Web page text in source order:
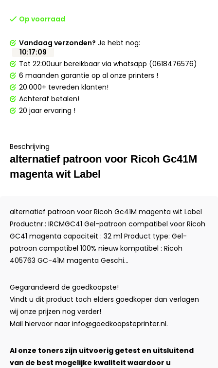
Op voorraad
Vandaag verzonden? Je hebt nog:
10:17:09
Tot 22:00uur bereikbaar via whatsapp (0618476576)
6 maanden garantie op al onze printers !
20.000+ tevreden klanten!
Achteraf betalen!
20 jaar ervaring !
Beschrijving
alternatief patroon voor Ricoh Gc41M
magenta wit Label
alternatief patroon voor Ricoh Gc41M magenta wit Label
Productnr.: IRCMGC41 Gel-patroon compatibel voor Ricoh
GC41 magenta capaciteit : 32 ml Product type: Gel-
patroon compatibel 100% nieuw kompatibel : Ricoh
405763 GC-41M magenta Geschi...
Gegarandeerd de goedkoopste!
Vindt u dit product toch elders goedkoper dan verlagen
wij onze prijzen nog verder!
Mail hiervoor naar info@goedkoopsteprinter.nl.
Al onze toners zijn uitvoerig getest en uitsluitend
van de best mogelijke kwaliteit waardoor u